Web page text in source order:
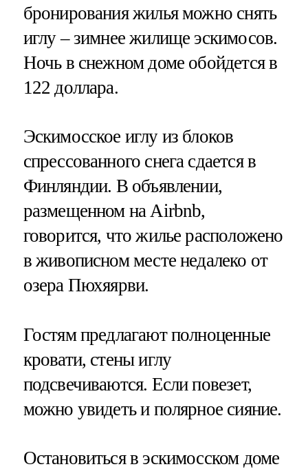
бронирования жилья можно снять
иглу – зимнее жилище эскимосов.
Ночь в снежном доме обойдется в
122 доллара.
Эскимосское иглу из блоков
спрессованного снега сдается в
Финляндии. В объявлении,
размещенном на Airbnb,
говорится, что жилье расположено
в живописном месте недалеко от
озера Пюхяярви.
Гостям предлагают полноценные
кровати, стены иглу
подсвечиваются. Если повезет,
можно увидеть и полярное сияние.
Остановиться в эскимосском доме